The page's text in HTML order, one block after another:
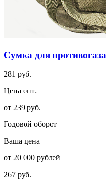
Сумка для противогаза
281 руб.
Цена опт:
от 239 руб.
Годовой оборот
Ваша цена
от 20 000 рублей
267 руб.